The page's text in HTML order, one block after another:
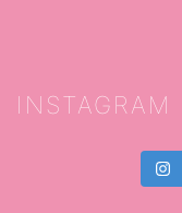
INSTAGRAM